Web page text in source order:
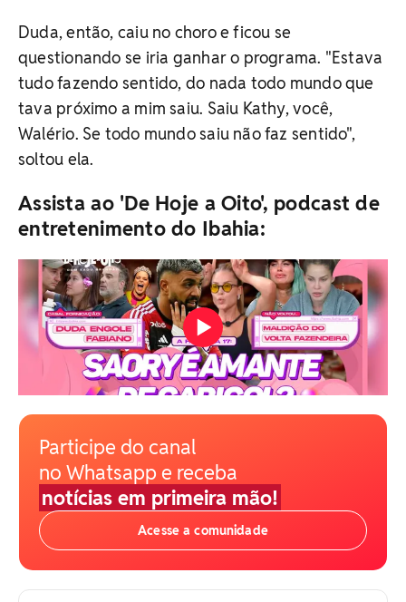
Duda, então, caiu no choro e ficou se
questionando se iria ganhar o programa. "Estava
tudo fazendo sentido, do nada todo mundo que
tava próximo a mim saiu. Saiu Kathy, você,
Walério. Se todo mundo saiu não faz sentido",
soltou ela.
Assista ao 'De Hoje a Oito', podcast de
entretenimento do Ibahia:
Participe do canal
no Whatsapp e receba
notícias em primeira mão!
Acesse a comunidade